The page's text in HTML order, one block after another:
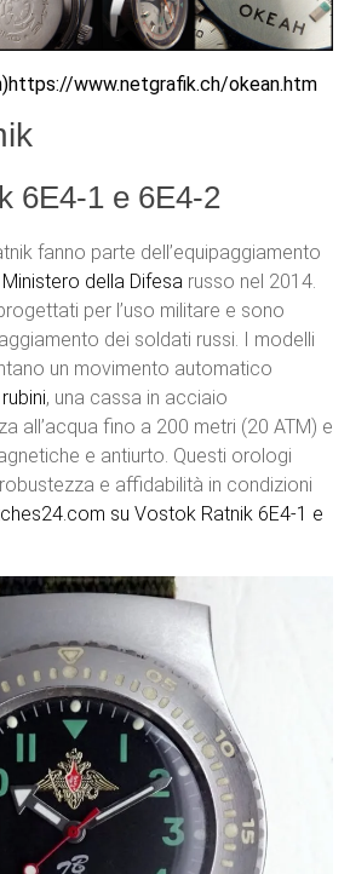
www.netgrafik.ch/okean.htm
6E4-1 e 6E4-2
fanno parte dell’equipaggiamento
Ministero della Difesa russo nel 2014.
per l’uso militare e sono
dei soldati russi. I modelli
un movimento automatico
, una cassa in acciaio
all’acqua fino a 200 metri (20 ATM) e
e antiurto. Questi orologi
e affidabilità in condizioni
su Vostok Ratnik 6E4-1 e